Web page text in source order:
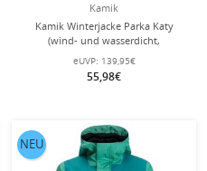
Kamik
Kamik Winterjacke Parka Katy
(wind- und wasserdicht,
reflektierend) fuchisapink Kinder
eUVP: 139,95€
55,98€
NEU